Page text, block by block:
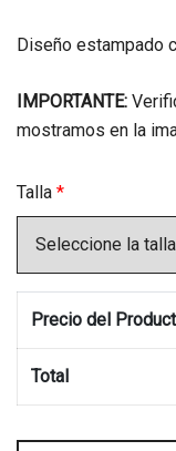
Diseño estampado
IMPORTANTE:
mostramos en la
Talla *
Precio del
Total